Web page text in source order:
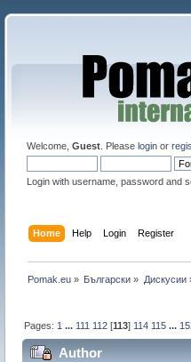
Welcome, Guest. Please loginor
Login with username, password and
Home Help Login Register
Pomak.eu » Български » Дискусии
Pages: 1 ... 111 112 [113] 114 115 ...
Author